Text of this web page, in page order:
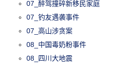
07_醉驾撞碎新移民家庭
07_钓友遇袭事件
07_高山涉贪案
08_中国毒奶粉事件
08_四川大地震